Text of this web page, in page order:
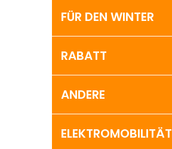
FÜR DEN WINTER
RABATT
ANDERE
ELEKTROMOBILITÄT